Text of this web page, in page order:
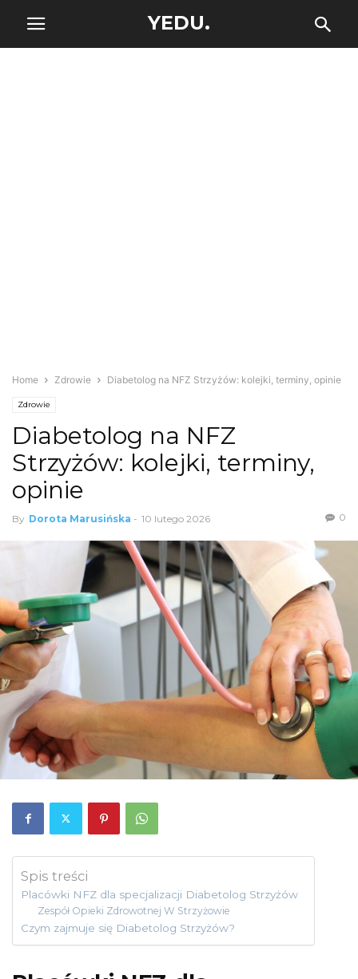
YEDU.
Home Zdrowie Diabetolog na NFZ Strzyżów: kolejki, terminy, opinie
Zdrowie
Diabetolog na NFZ
Strzyżów: kolejki, terminy,
opinie
By Dorota Marusińska - 10 lutego 2026 0
Spis treści
Placówki NFZ dla specjalizacji Diabetolog Strzyżów
Zespół Opieki Zdrowotnej W Strzyżowie
Czym zajmuje się Diabetolog Strzyżów?